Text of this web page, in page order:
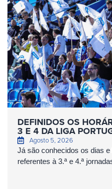
DEFINIDOS OS
3 E 4 DA LIGA
Agosto 5, 2026
Já são conhecidos os dias
referentes à 3.ª e 4.ª